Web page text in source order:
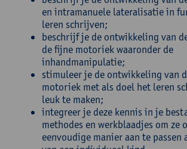
en intramanuele lateralisatie in
leren schrijven;
beschrijf je de ontwikkeling van
de fijne motoriek waaronder de
inhandmanipulatie;
stimuleer je de ontwikkeling van
motoriek met als doel het leren
leuk te maken;
integreer je deze kennis in je
methodes en werkblaadjes om ze
eenvoudige manier aan te passen